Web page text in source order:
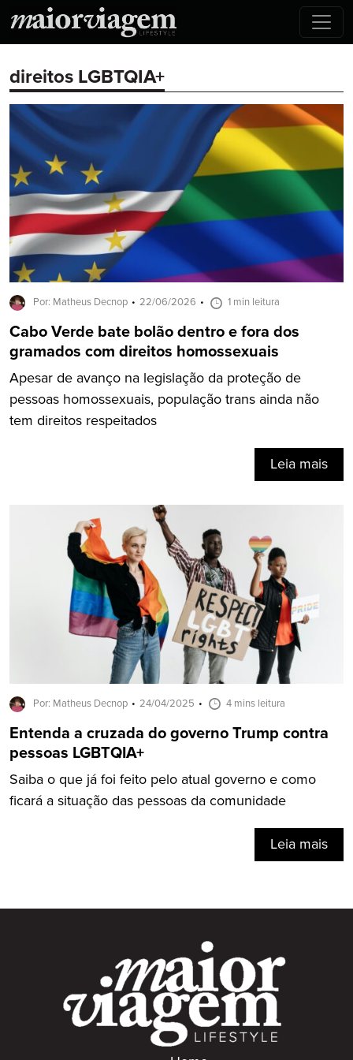
direitos LGBTQIA+
Por: Matheus Decnop 22/06/2026 1 min leitura
Cabo Verde bate bolão dentro e fora dos
gramados com direitos homossexuais
Apesar de avanço na legislação da proteção de
pessoas homossexuais, população trans ainda não
tem direitos respeitados
Leia mais
Por: Matheus Decnop 24/04/2025 4 mins leitura
Entenda a cruzada do governo Trump contra
pessoas LGBTQIA+
Saiba o que já foi feito pelo atual governo e como
ficará a situação das pessoas da comunidade
Leia mais